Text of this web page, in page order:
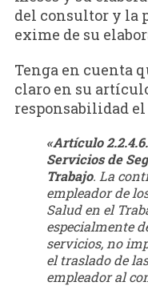
del consultor y la
exime de su
Tenga en cuenta
claro en su
responsabilidad
«Artículo
Servicios de
Trabajo. La
empleador de
Salud en el
especialmente
servicios, no
el traslado de
empleador al